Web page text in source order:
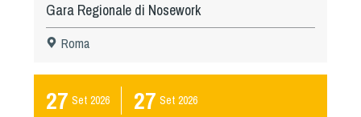
Gara Regionale di Nosework
Roma
27 Set 2026 27 Set 2026